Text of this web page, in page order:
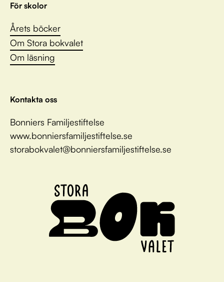
För skolor
Årets böcker
Om Stora bokvalet
Om läsning
Kontakta oss
Bonniers Familjestiftelse
www.bonniersfamiljestiftelse.se
storabokvalet@bonniersfamiljestiftelse.se